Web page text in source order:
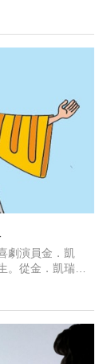
劇演員金．凱
。從金．凱瑞的